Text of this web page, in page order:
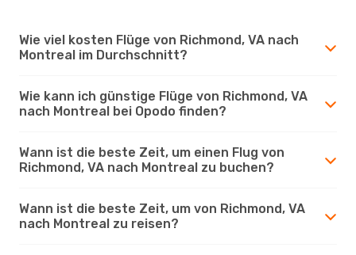
Wie viel kosten Flüge von Richmond, VA nach
Montreal im Durchschnitt?
Wie kann ich günstige Flüge von Richmond, VA
nach Montreal bei Opodo finden?
Wann ist die beste Zeit, um einen Flug von
Richmond, VA nach Montreal zu buchen?
Wann ist die beste Zeit, um von Richmond, VA
nach Montreal zu reisen?